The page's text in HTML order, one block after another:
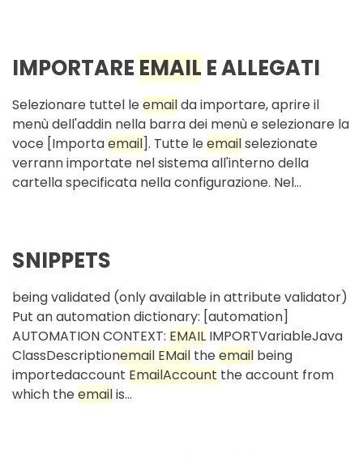
IMPORTARE EMAIL E ALLEGATI
Selezionare tuttel leemailda importare, aprire il
menù dell'addin nella barra dei menù e selezionare la
voce [Importaemail]. Tutte leemailselezionate
verrann importate nel sistema all'interno della
cartella specificata nella configurazione. Nel...
SNIPPETS
being validated (only available in attribute validator)
Put an automation dictionary: [automation]
AUTOMATION CONTEXT: EMAIL IMPORTVariableJava
ClassDescriptionemail EMail theemail being
importedaccount EmailAccount the account from
which theemailis...